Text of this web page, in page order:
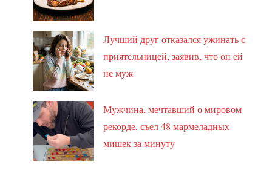
Лучший друг отказался ужинать с
приятельницей, заявив, что он ей
не муж
Мужчина, мечтавший о мировом
рекорде, съел 48 мармеладных
мишек за минуту